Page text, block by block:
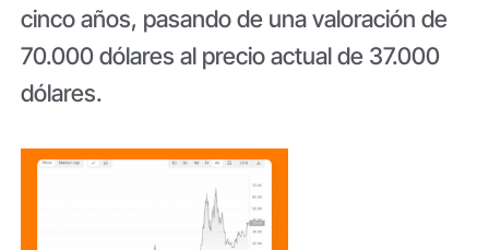
cinco años, pasando de una valoración de
70.000 dólares al precio actual de 37.000
dólares.